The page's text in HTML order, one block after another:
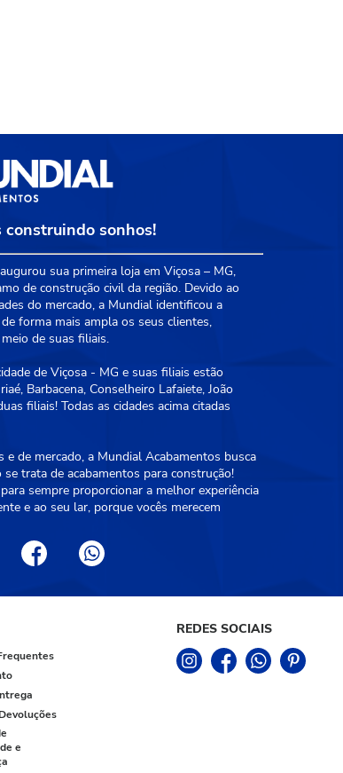
sonhos!
sua primeira loja em Viçosa – MG,
de construção civil da região. Devido ao
do mercado, a Mundial identificou a
forma mais ampla os seus clientes,
de suas filiais.
de Viçosa - MG e suas filiais estão
Barbacena, Conselheiro Lafaiete, João
filiais! Todas as cidades acima citadas
e de mercado, a Mundial Acabamentos busca
trata de acabamentos para construção!
sempre proporcionar a melhor experiência
e ao seu lar, porque vocês merecem
e
REDES SOCIAIS